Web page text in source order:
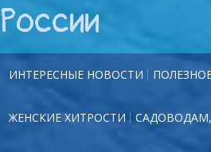
России
ИНТЕРЕСНЫЕ НОВОСТИ
ЖЕНСКИЕ ХИТРОСТИ